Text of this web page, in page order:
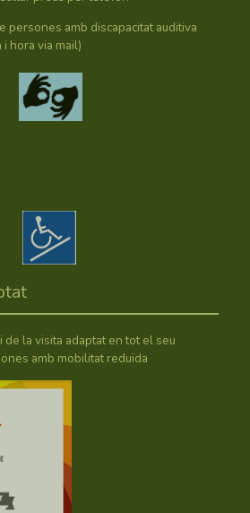
persones amb discapacitat auditiva
hora via mail)
de la visita adaptat en tot el seu
amb mobilitat reduïda